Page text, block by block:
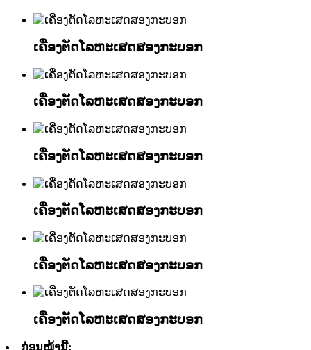
ເຄື່ອງຕັດໂລຫະເສດສອງກະບອກ
ເຄື່ອງຕັດໂລຫະເສດສອງກະບອກ
ເຄື່ອງຕັດໂລຫະເສດສອງກະບອກ
ເຄື່ອງຕັດໂລຫະເສດສອງກະບອກ
ເຄື່ອງຕັດໂລຫະເສດສອງກະບອກ
ເຄື່ອງຕັດໂລຫະເສດສອງກະບອກ
ກ່ອນໜ້ານີ້: